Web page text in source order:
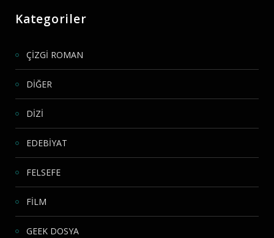
Kategoriler
ÇİZGİ ROMAN
DİĞER
DİZİ
EDEBİYAT
FELSEFE
FİLM
GEEK DOSYA